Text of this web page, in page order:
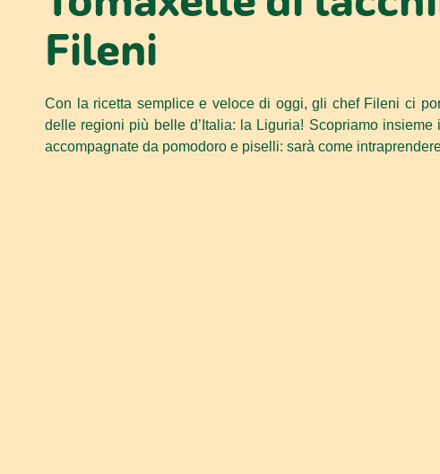
Fileni
Con la ricetta semplice e veloce di oggi, gli chef Fileni ci
delle regioni più belle d’Italia: la Liguria! Scopriamo
accompagnate da pomodoro e piselli: sarà come